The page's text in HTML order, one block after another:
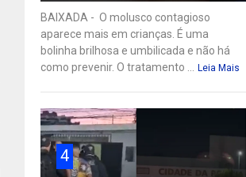
BAIXADA - O molusco contagioso
aparece mais em crianças. É uma
bolinha brilhosa e umbilicada e não há
como prevenir. O tratamento ... Leia Mais
4